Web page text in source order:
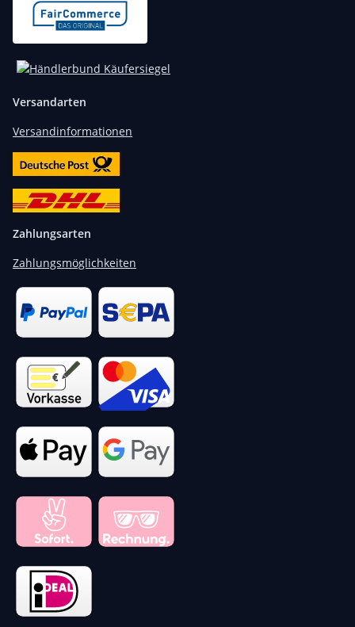
Versandarten
Versandinformationen
Zahlungsarten
Zahlungsmöglichkeiten